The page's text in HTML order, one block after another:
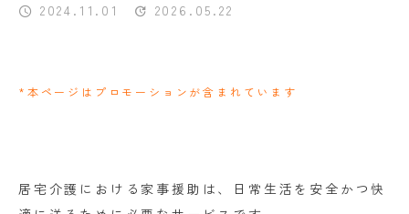
2024.11.01 2026.05.22
*本ページはプロモーションが含まれています
居宅介護における家事援助は、日常生活を安全かつ快